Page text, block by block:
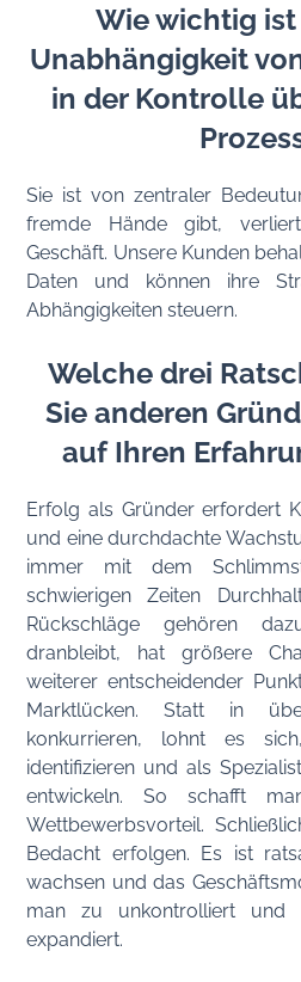
Wie wichtig
Unabhängigkeit
in der Kontrolle
Sie ist von zentraler
fremde Hände gibt,
Geschäft. Unsere Kunden
Daten und können ihre
Abhängigkeiten steuern.
Welche drei
Sie anderen
auf Ihren
Erfolg als Gründer erfordert
und eine durchdachte
immer mit dem
schwierigen Zeiten
Rückschläge gehören
dranbleibt, hat größere
weiterer entscheidender
Marktlücken. Statt in
konkurrieren, lohnt es
identifizieren und als
entwickeln. So schafft
Wettbewerbsvorteil.
Bedacht erfolgen. Es ist
wachsen und das
man zu unkontrolliert und
expandiert.